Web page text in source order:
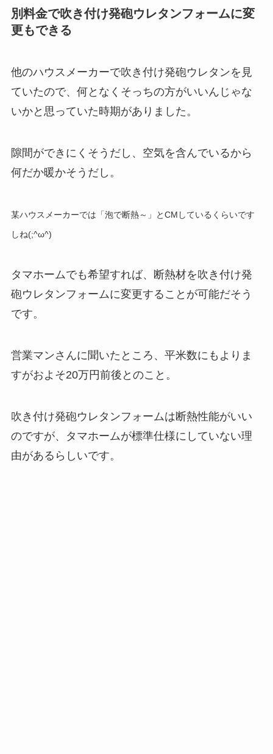
別料金で吹き付け発砲ウレタンフォームに変
更もできる
他のハウスメーカーで吹き付け発砲ウレタンを見
ていたので、何となくそっちの方がいいんじゃな
いかと思っていた時期がありました。
隙間ができにくそうだし、空気を含んでいるから
何だか暖かそうだし。
某ハウスメーカーでは「泡で断熱～」とCMしているくらいです
しね(;^ω^)
タマホームでも希望すれば、断熱材を吹き付け発
砲ウレタンフォームに変更することが可能だそう
です。
営業マンさんに聞いたところ、平米数にもよりま
すがおよそ20万円前後とのこと。
吹き付け発砲ウレタンフォームは断熱性能がいい
のですが、タマホームが標準仕様にしていない理
由があるらしいです。